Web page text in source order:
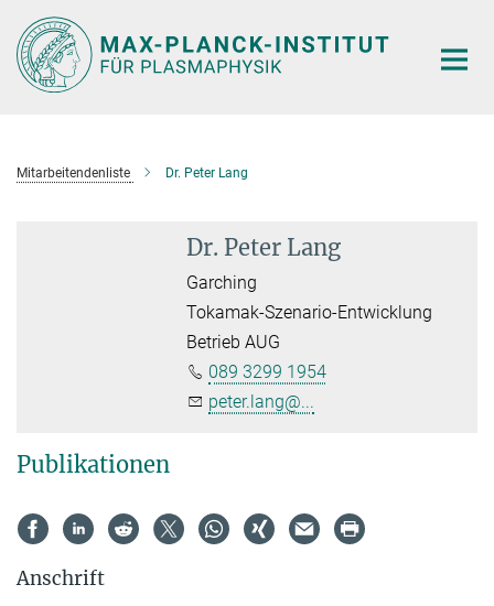
Hauptinhalt
Mitarbeitendenliste Dr. Peter Lang
Dr. Peter Lang
Garching
Tokamak-Szenario-Entwicklung
Betrieb AUG
089 3299 1954
peter.lang@...
Publikationen
Anschrift